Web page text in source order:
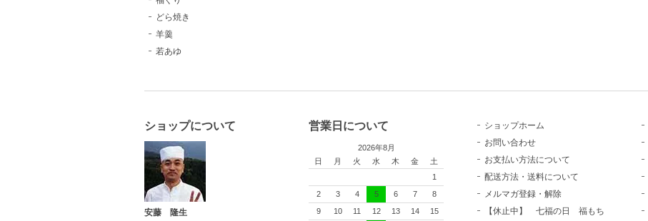
どら焼き
羊羹
若あゆ
ショップについて
安藤 隆生
営業日について
2026年8月
日
月 火 水 木 金
土
1
2
3 4 5 6 7
8
9
10 11 12 13 14
15
ショップホーム
お問い合わせ
お支払い方法について
配送方法・送料について
メルマガ登録・解除
【休止中】 七福の日 福もち